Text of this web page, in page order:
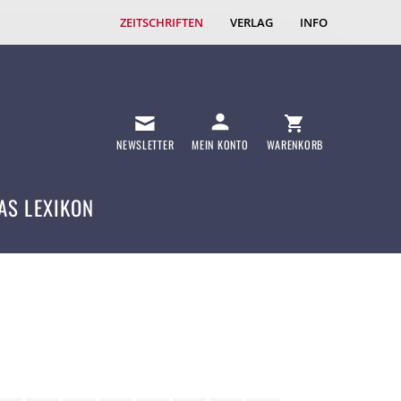
ZEITSCHRIFTEN VERLAG INFO
NEWSLETTER MEIN KONTO WARENKORB
LEXIKON